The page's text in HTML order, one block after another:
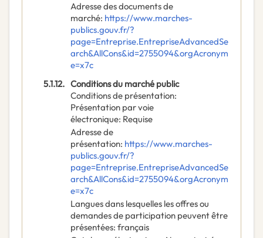
Adresse des documents de
marché: https://www.marches-
publics.gouv.fr/?
page=Entreprise.EntrepriseAdvancedSe
arch&AllCons&id=2755094&orgAcronym
e=x7c
5.1.12. Conditions du marché public
Conditions de présentation:
Présentation par voie
électronique: Requise
Adresse de
présentation: https://www.marches-
publics.gouv.fr/?
page=Entreprise.EntrepriseAdvancedSe
arch&AllCons&id=2755094&orgAcronym
e=x7c
Langues dans lesquelles les offres ou
demandes de participation peuvent être
présentées: français